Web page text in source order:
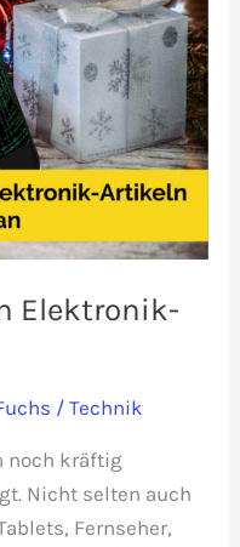
Elektronik-
/Technik
noch kräftig
Nicht selten auch
Fernseher,